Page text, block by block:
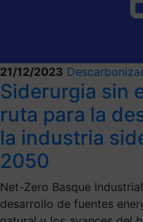
21/12/2023
Siderurgia sin
ruta para la
la industria
2050
Net-Zero Basque
desarrollo de fuentes